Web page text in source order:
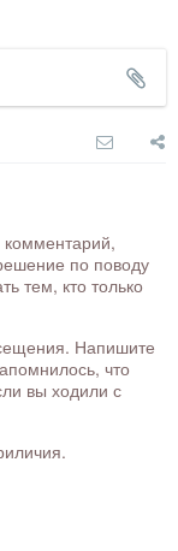
комментарий,
по поводу
тем, кто только
Напишите
что
вы ходили с